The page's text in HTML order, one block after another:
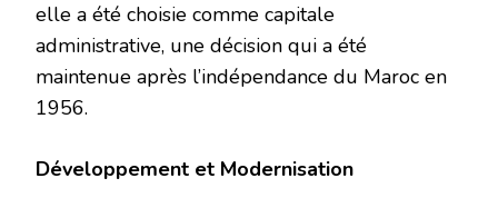
elle a été choisie comme capitale
administrative, une décision qui a été
maintenue après l’indépendance du Maroc en
1956.
Développement et Modernisation